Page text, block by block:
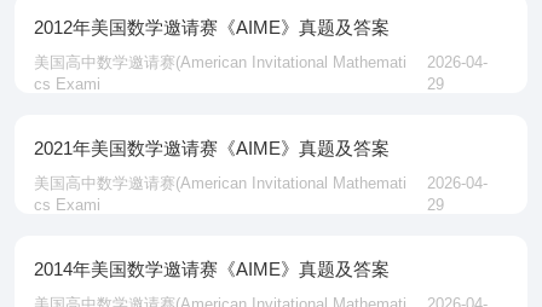
2012年美国数学邀请赛《AIME》真题及答案
美国高中数学邀请赛‌(American Invitational Mathemati
cs Exami
2026-04-
29
2021年美国数学邀请赛《AIME》真题及答案
美国高中数学邀请赛‌(American Invitational Mathemati
cs Exami
2026-04-
29
2014年美国数学邀请赛《AIME》真题及答案